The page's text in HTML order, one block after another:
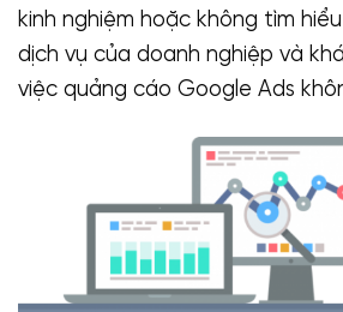
kinh nghiệm hoặc không tìm
dịch vụ của doanh nghiệp và
việc quảng cáo Google Ads